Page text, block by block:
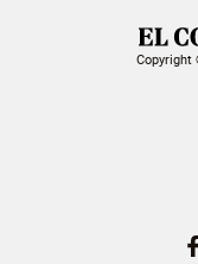
Copyright